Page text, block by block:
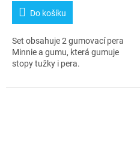
Do košíku
Set obsahuje 2 gumovací pera
Minnie a gumu, která gumuje
stopy tužky i pera.